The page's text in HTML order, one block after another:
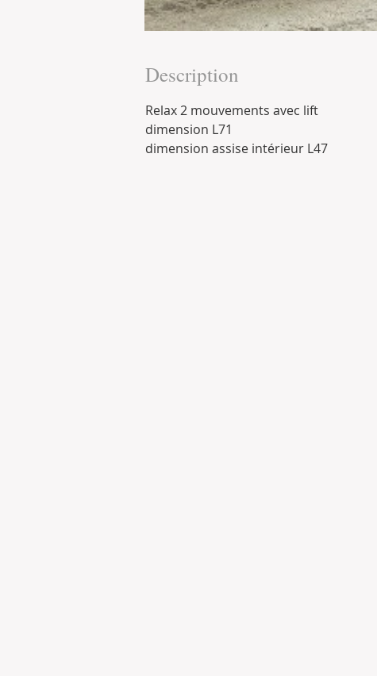
Description
Relax 2 mouvements avec lift
dimension L71
dimension assise intérieur L47